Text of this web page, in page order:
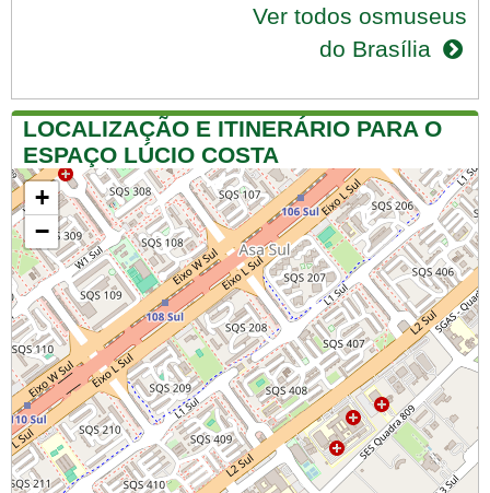
Ver todos osmuseus
do Brasília
LOCALIZAÇÃO E ITINERÁRIO PARA O
ESPAÇO LÚCIO COSTA
+
−